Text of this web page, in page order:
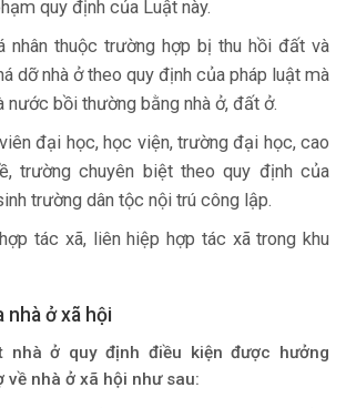
quy định của Luật này.
nhân thuộc trường hợp bị thu hồi đất và
dỡ nhà ở theo quy định của pháp luật mà
bồi thường bằng nhà ở, đất ở.
đại học, học viện, trường đại học, cao
trường chuyên biệt theo quy định của
trường dân tộc nội trú công lập.
tác xã, liên hiệp hợp tác xã trong khu
nhà ở xã hội
nhà ở quy định điều kiện được hưởng
nhà ở xã hội như sau: